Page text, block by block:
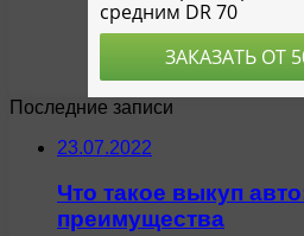
Последние записи
23.07.2022
Что такое выкуп
преимущества